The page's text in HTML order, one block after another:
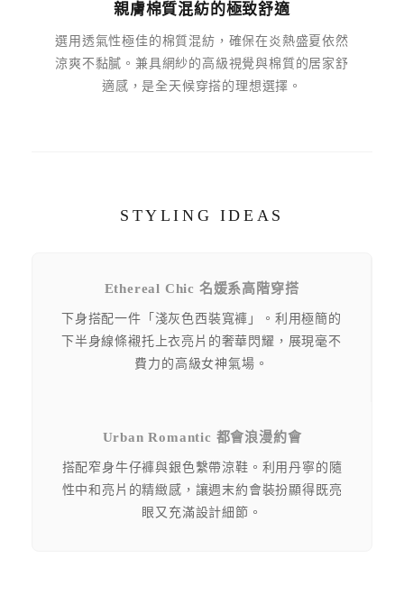
親膚棉質混紡的極致舒適
選用透氣性極佳的棉質混紡，確保在炎熱盛夏依然
涼爽不黏膩。兼具網紗的高級視覺與棉質的居家舒
適感，是全天候穿搭的理想選擇。
STYLING IDEAS
Ethereal Chic 名媛系高階穿搭
下身搭配一件「淺灰色西裝寬褲」。利用極簡的
下半身線條襯托上衣亮片的奢華閃耀，展現毫不
費力的高級女神氣場。
Urban Romantic 都會浪漫約會
搭配窄身牛仔褲與銀色繫帶涼鞋。利用丹寧的隨
性中和亮片的精緻感，讓週末約會裝扮顯得既亮
眼又充滿設計細節。